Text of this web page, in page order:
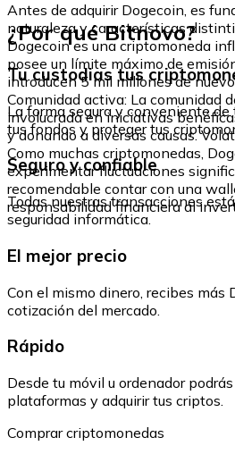
Antes de adquirir Dogecoin, es
naturaleza y características
Dogecoin es una criptomoneda
posee un límite máximo de
introducen 5 mil millones de
Comunidad activa: La comunidad
involucrada en iniciativas
y donando a diversas causas.
Como muchas criptomonedas,
experimentar fluctuaciones
recomendable contar con una
responsabilidad financiera al
¿Por qué Bitnovo?
Tu custodias tus
La forma segura y conveniente
tus fondos y proteger tus
Seguro y confiable
Todas nuestras transacciones
seguridad informática.
El mejor precio
Con el mismo dinero, recibes más
cotización del mercado.
Rápido
Desde tu móvil u ordenador
plataformas y adquirir tus criptos.
Comprar criptomonedas